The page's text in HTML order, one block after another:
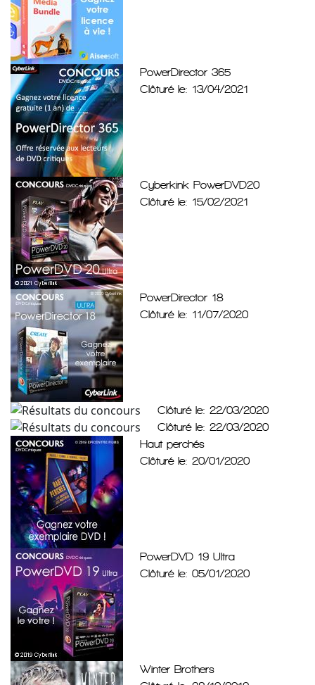
PowerDirector 365
Clôturé le: 13/04/2021
Cyberkink PowerDVD20
Clôturé le: 15/02/2021
PowerDirector 18
Clôturé le: 11/07/2020
Clôturé le: 22/03/2020
Clôturé le: 22/03/2020
Haut perchés
Clôturé le: 20/01/2020
PowerDVD 19 Ultra
Clôturé le: 05/01/2020
Winter Brothers